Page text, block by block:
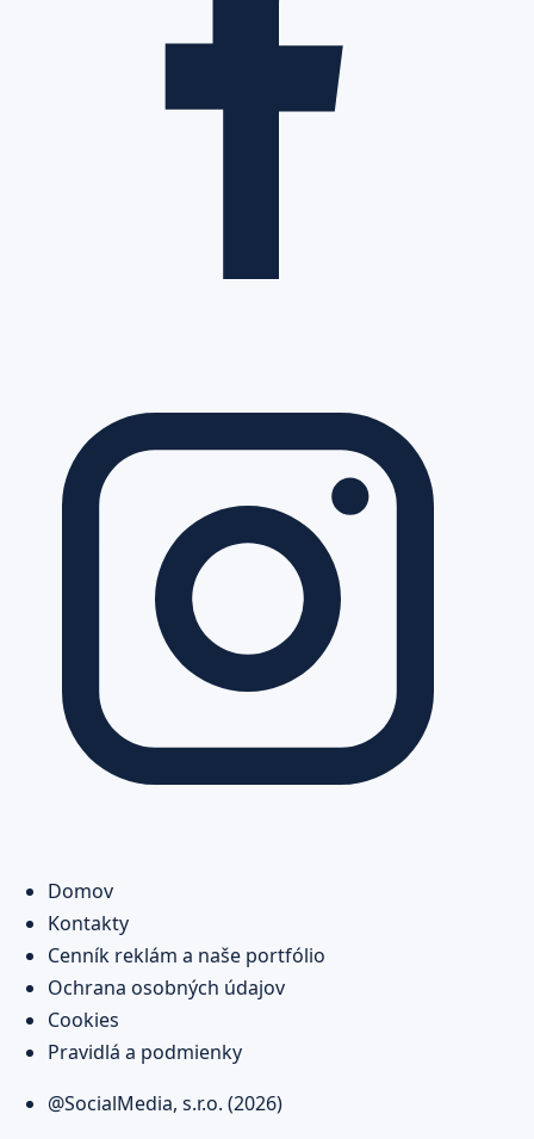
Domov
Kontakty
Cenník reklám a naše portfólio
Ochrana osobných údajov
Cookies
Pravidlá a podmienky
@SocialMedia, s.r.o. (2026)